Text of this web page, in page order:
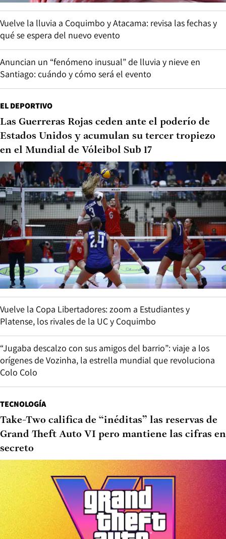
Vuelve la lluvia a Coquimbo y Atacama: revisa las fechas y
qué se espera del nuevo evento
Anuncian un “fenómeno inusual” de lluvia y nieve en
Santiago: cuándo y cómo será el evento
EL DEPORTIVO
Las Guerreras Rojas ceden ante el poderío de
Estados Unidos y acumulan su tercer tropiezo
en el Mundial de Vóleibol Sub 17
Vuelve la Copa Libertadores: zoom a Estudiantes y
Platense, los rivales de la UC y Coquimbo
“Jugaba descalzo con sus amigos del barrio”: viaje a los
orígenes de Vozinha, la estrella mundial que revoluciona
Colo Colo
TECNOLOGÍA
Take-Two califica de “inéditas” las reservas de
Grand Theft Auto VI pero mantiene las cifras en
secreto